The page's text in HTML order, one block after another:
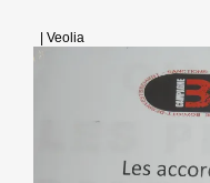
|Veolia